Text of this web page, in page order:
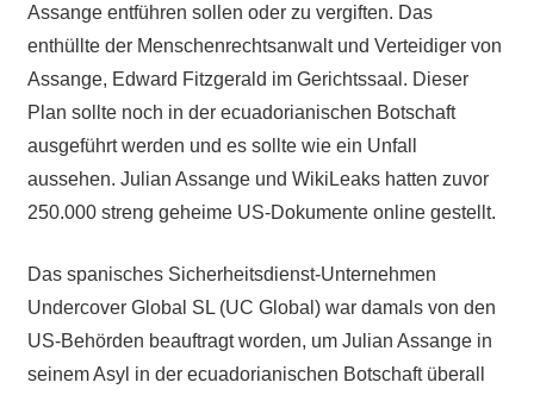
Assange entführen sollen oder zu vergiften. Das
enthüllte der Menschenrechtsanwalt und Verteidiger von
Assange, Edward Fitzgerald im Gerichtssaal. Dieser
Plan sollte noch in der ecuadorianischen Botschaft
ausgeführt werden und es sollte wie ein Unfall
aussehen. Julian Assange und WikiLeaks hatten zuvor
250.000 streng geheime US-Dokumente online gestellt.
Das spanisches Sicherheitsdienst-Unternehmen
Undercover Global SL (UC Global) war damals von den
US-Behörden beauftragt worden, um Julian Assange in
seinem Asyl in der ecuadorianischen Botschaft überall